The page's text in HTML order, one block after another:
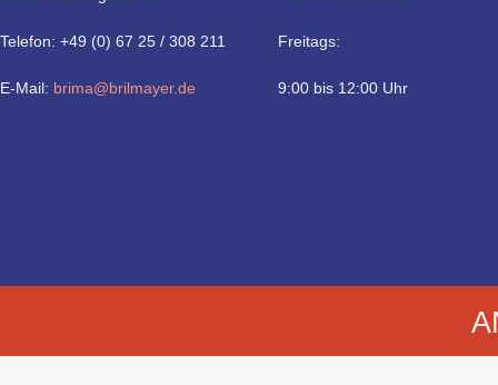
Telefon: +49 (0) 67 25 / 308 211
E-Mail: brima@brilmayer.de
Freitags:
9:00 bis 12:00 Uhr